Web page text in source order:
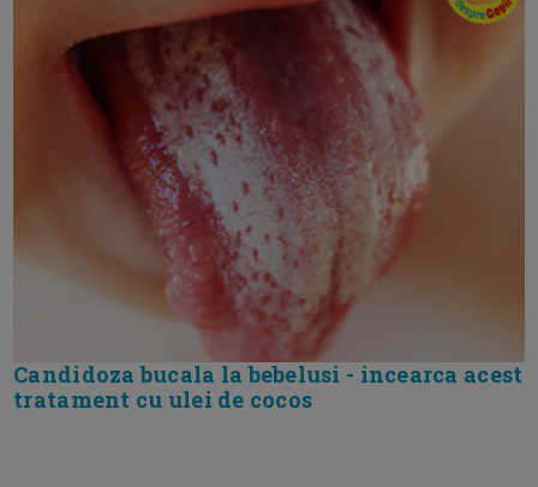
Candidoza bucala la bebelusi - incearca acest
tratament cu ulei de cocos